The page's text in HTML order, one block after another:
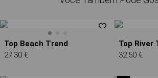
Top Beach Trend
27.30 €
Top River
32.50 €